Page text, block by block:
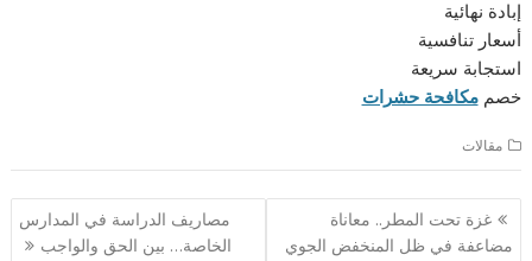
إبادة نهائية
أسعار تنافسية
استجابة سريعة
خصممكافحة حشرات
مقالات
تصفّح
المقالات
غزة تحت المطر.. معاناة
مضاعفة في ظل المنخفض الجوي
مصاريف الدراسة في المدارس
الخاصة… بين الحق والواجب